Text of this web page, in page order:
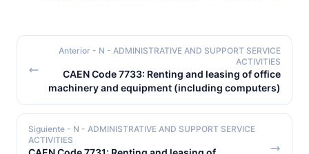
Anterior - N - ADMINISTRATIVE AND SUPPORT SERVICE
ACTIVITIES
CAEN Code 7733: Renting and leasing of office
machinery and equipment (including computers)
Siguiente - N - ADMINISTRATIVE AND SUPPORT SERVICE
ACTIVITIES